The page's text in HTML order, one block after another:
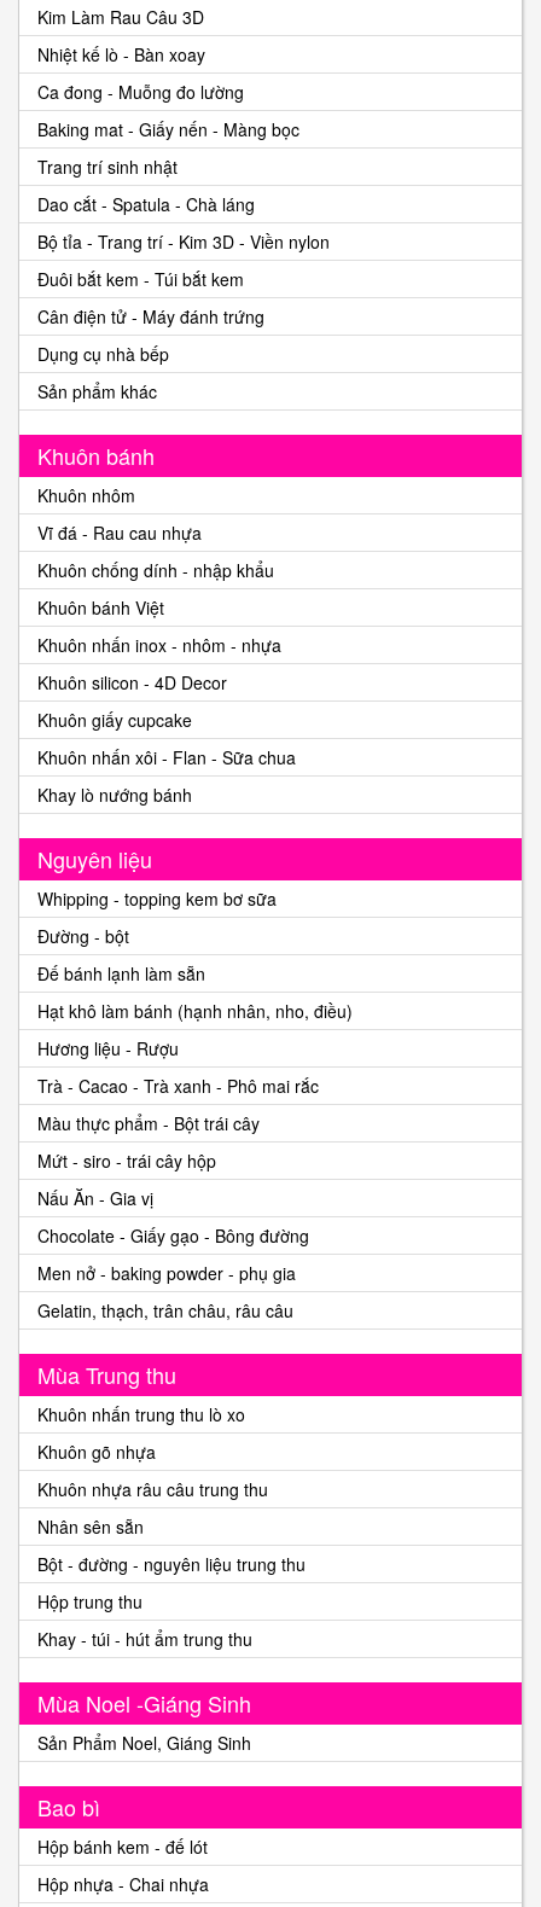
Kim Làm Rau Câu 3D
Nhiệt kế lò - Bàn xoay
Ca đong - Muỗng đo lường
Baking mat - Giấy nến - Màng bọc
Trang trí sinh nhật
Dao cắt - Spatula - Chà láng
Bộ tỉa - Trang trí - Kim 3D - Viền nylon
Đuôi bắt kem - Túi bắt kem
Cân điện tử - Máy đánh trứng
Dụng cụ nhà bếp
Sản phẩm khác
Khuôn bánh
Khuôn nhôm
Vĩ đá - Rau cau nhựa
Khuôn chống dính - nhập khẩu
Khuôn bánh Việt
Khuôn nhấn inox - nhôm - nhựa
Khuôn silicon - 4D Decor
Khuôn giấy cupcake
Khuôn nhấn xôi - Flan - Sữa chua
Khay lò nướng bánh
Nguyên liệu
Whipping - topping kem bơ sữa
Đường - bột
Đế bánh lạnh làm sẵn
Hạt khô làm bánh (hạnh nhân, nho, điều)
Hương liệu - Rượu
Trà - Cacao - Trà xanh - Phô mai rắc
Màu thực phẩm - Bột trái cây
Mứt - siro - trái cây hộp
Nấu Ăn - Gia vị
Chocolate - Giấy gạo - Bông đường
Men nở - baking powder - phụ gia
Gelatin, thạch, trân châu, râu câu
Mùa Trung thu
Khuôn nhấn trung thu lò xo
Khuôn gõ nhựa
Khuôn nhựa râu câu trung thu
Nhân sên sẵn
Bột - đường - nguyên liệu trung thu
Hộp trung thu
Khay - túi - hút ẩm trung thu
Mùa Noel -Giáng Sinh
Sản Phẩm Noel, Giáng Sinh
Bao bì
Hộp bánh kem - đế lót
Hộp nhựa - Chai nhựa